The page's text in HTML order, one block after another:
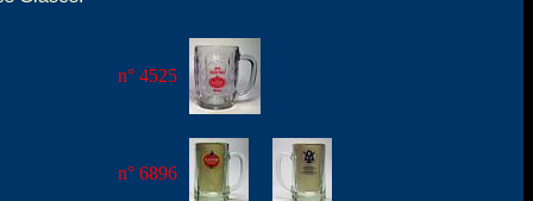
n° 4525
n° 6896